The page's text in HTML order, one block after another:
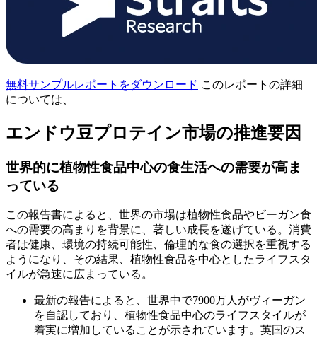
無料サンプルレポートをダウンロード このレポートの詳細
については、
エンドウ豆プロテイン市場の推進要因
世界的に植物性食品中心の食生活への需要が高ま
っている
この報告書によると、世界の市場は植物性食品やビーガン食
への需要の高まりを背景に、著しい成長を遂げている。消費
者は健康、環境の持続可能性、倫理的な食の選択を重視する
ようになり、その結果、植物性食品を中心としたライフスタ
イルが急速に広まっている。
最新の報告によると、世界中で7900万人がヴィーガン
を自認しており、植物性食品中心のライフスタイルが
着実に増加していることが示されています。英国のス